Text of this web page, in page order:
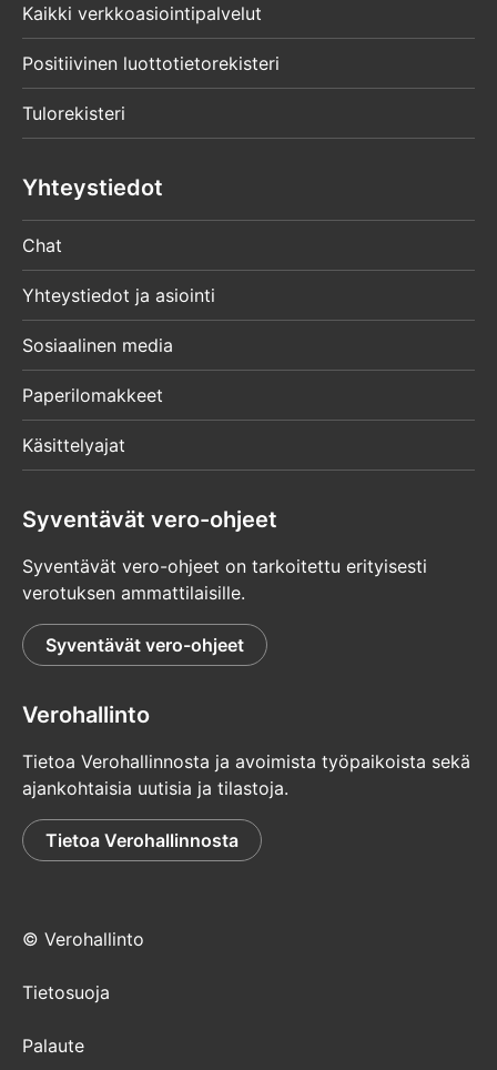
Kaikki verkkoasiointipalvelut
Positiivinen luottotietorekisteri
Tulorekisteri
Yhteystiedot
Chat
Yhteystiedot ja asiointi
Sosiaalinen media
Paperilomakkeet
Käsittelyajat
Syventävät vero-ohjeet
Syventävät vero-ohjeet on tarkoitettu erityisesti
verotuksen ammattilaisille.
Syventävät vero-ohjeet
Verohallinto
Tietoa Verohallinnosta ja avoimista työpaikoista sekä
ajankohtaisia uutisia ja tilastoja.
Tietoa Verohallinnosta
© Verohallinto
Tietosuoja
Palaute